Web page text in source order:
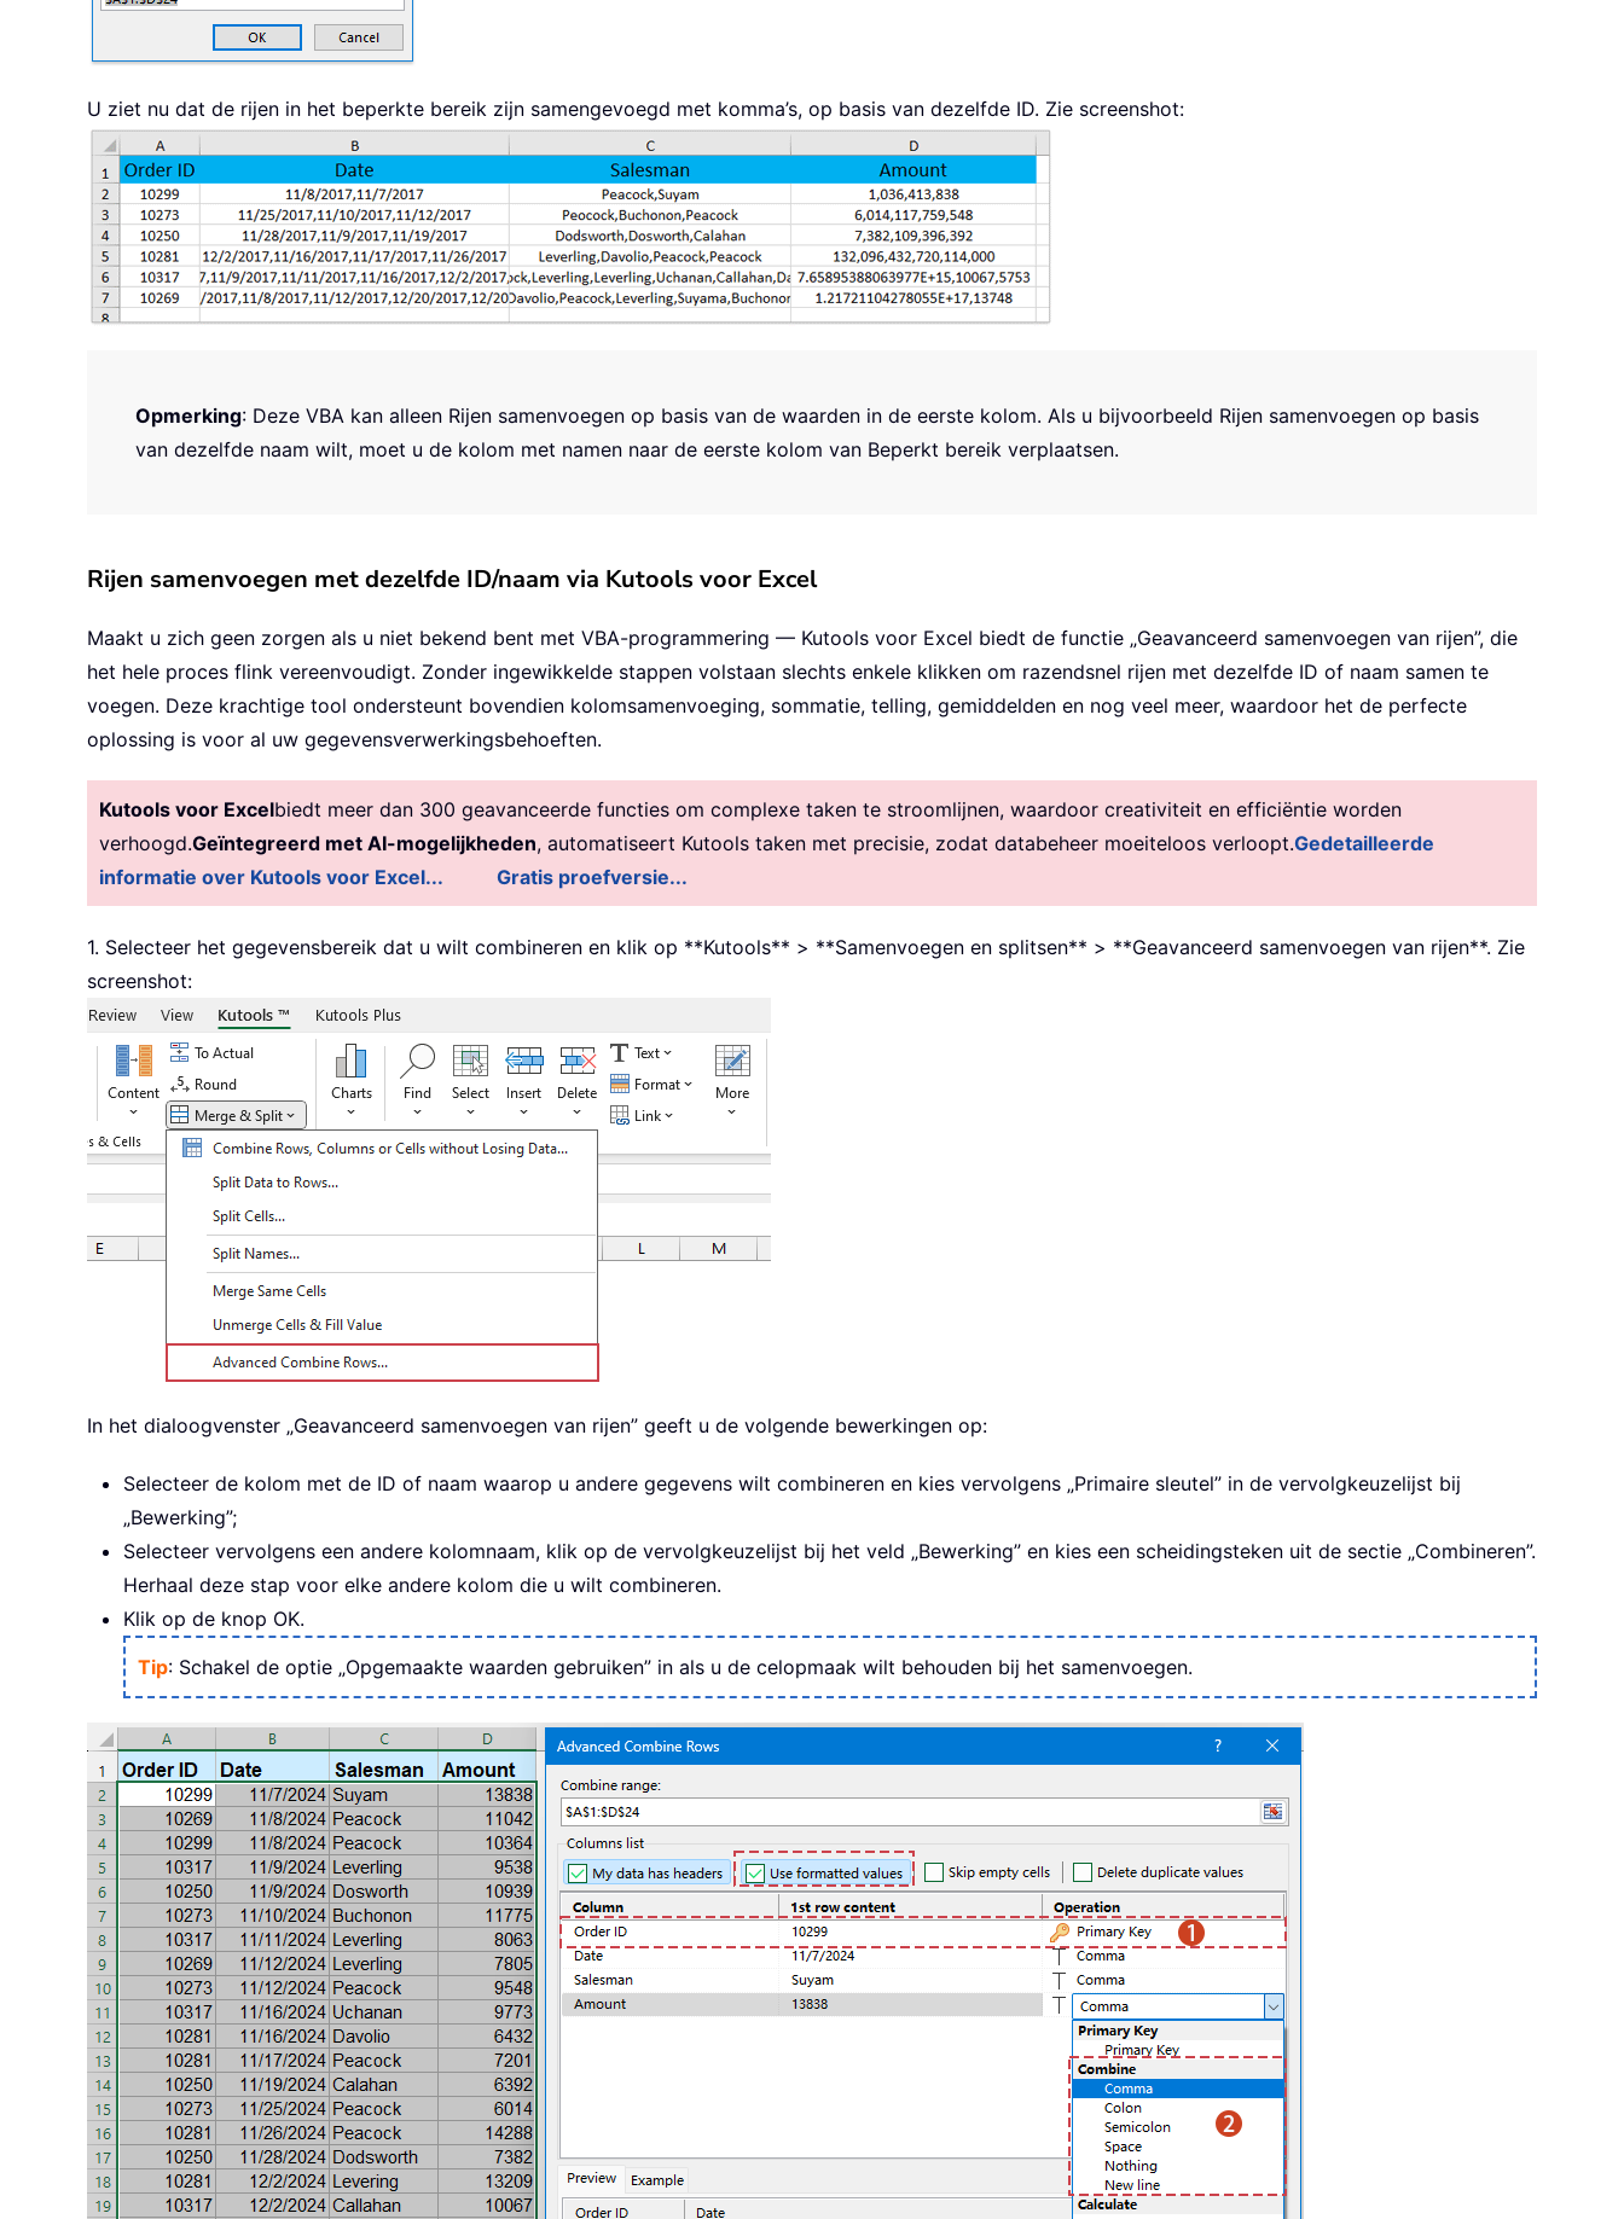
End If
ActiveSheet. UsedRange. Columns.
AutoFit
End Sub
U ziet nu dat de rijen in het beperkte bereik zijn samengevoegd met komma’s, op basis van dezelfde ID. Zie screenshot:
Opmerking: Deze VBA kan alleen Rijen samenvoegen op basis van de waarden in de eerste kolom. Als u bijvoorbeeld Rijen samenvoegen op basis
van dezelfde naam wilt, moet u de kolom met namen naar de eerste kolom van Beperkt bereik verplaatsen.
Rijen samenvoegen met dezelfde ID/naam via Kutools voor Excel
Maakt u zich geen zorgen als u niet bekend bent met VBA-programmering — Kutools voor Excel biedt de functie „Geavanceerd samenvoegen van rijen”, die
het hele proces flink vereenvoudigt. Zonder ingewikkelde stappen volstaan slechts enkele klikken om razendsnel rijen met dezelfde ID of naam samen te
voegen. Deze krachtige tool ondersteunt bovendien kolomsamenvoeging, sommatie, telling, gemiddelden en nog veel meer, waardoor het de perfecte
oplossing is voor al uw gegevensverwerkingsbehoeften.
Kutools voor Excelbiedt meer dan 300 geavanceerde functies om complexe taken te stroomlijnen, waardoor creativiteit en efficiëntie worden
verhoogd.Geïntegreerd met AI-mogelijkheden, automatiseert Kutools taken met precisie, zodat databeheer moeiteloos verloopt.Gedetailleerde
informatie over Kutools voor Excel...
Gratis proefversie...
1. Selecteer het gegevensbereik dat u wilt combineren en klik op **Kutools** > **Samenvoegen en splitsen** > **Geavanceerd samenvoegen van rijen**. Zie
screenshot:
In het dialoogvenster „Geavanceerd samenvoegen van rijen” geeft u de volgende bewerkingen op:
Selecteer de kolom met de ID of naam waarop u andere gegevens wilt combineren en kies vervolgens „Primaire sleutel” in de vervolgkeuzelijst bij
„Bewerking”;
Selecteer vervolgens een andere kolomnaam, klik op de vervolgkeuzelijst bij het veld „Bewerking” en kies een scheidingsteken uit de sectie „Combineren”.
Herhaal deze stap voor elke andere kolom die u wilt combineren.
Klik op de knop OK.
Tip: Schakel de optie „Opgemaakte waarden gebruiken” in als u de celopmaak wilt behouden bij het samenvoegen.